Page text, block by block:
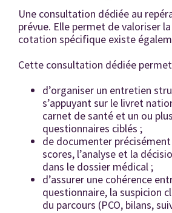
Une consultation dédiée au
prévue. Elle permet de valoriser
cotation spécifique existe
Cette consultation dédiée
d’organiser un entretien
s’appuyant sur le livret
carnet de santé et un ou
questionnaires ciblés ;
de documenter
scores, l’analyse et la
dans le dossier médical ;
d’assurer une cohérence
questionnaire, la suspicion
du parcours (PCO, bilans,